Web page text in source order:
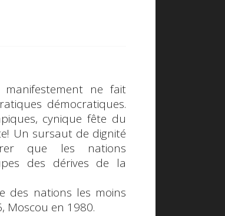
manifestement ne fait
démocratiques.
, cynique fête du
Un sursaut de dignité
que les nations
des dérives de la
des nations les moins
Moscou en 1980.